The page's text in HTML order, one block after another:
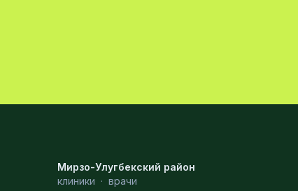
Мирзо-Улугбекский район
клиники · врачи